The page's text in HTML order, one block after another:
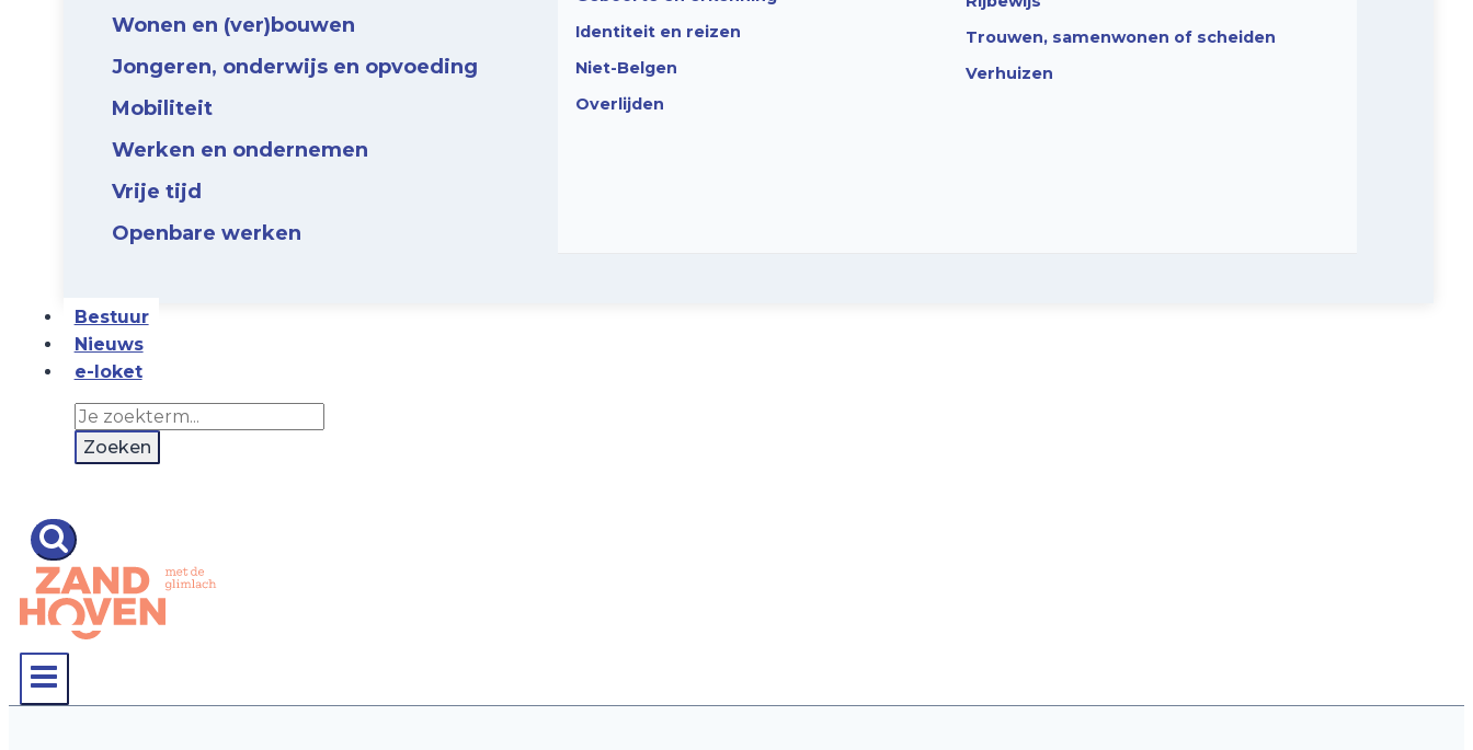
Wonen en (ver)bouwen
Jongeren, onderwijs en opvoeding
Mobiliteit
Werken en ondernemen
Vrije tijd
Openbare werken
Identiteit en reizen
Niet-Belgen
Overlijden
Trouwen, samenwonen of scheiden
Verhuizen
Bestuur
Nieuws
e-loket